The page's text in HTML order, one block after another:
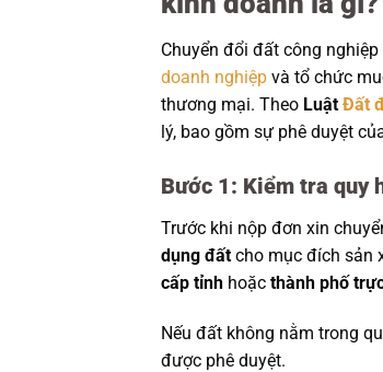
Chuyển đổi đất công
doanh nghiệp và tổ chức
thương mại. Theo Luật Đất
lý, bao gồm sự phê duyệt
Bước 1: Kiểm tra quy
Trước khi nộp đơn xin
dụng đất cho mục đích sản
cấp tỉnh hoặc thành phố
Nếu đất không nằm trong
được phê duyệt.